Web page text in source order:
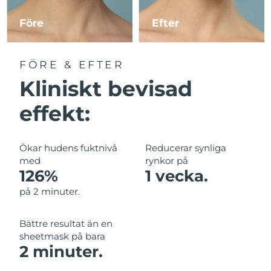
Före Efter
FÖRE & EFTER
Kliniskt bevisad
effekt:
Ökar hudens fuktnivå
med
126%
på 2 minuter.
Reducerar synliga
rynkor på
1 vecka.
Bättre resultat än en
sheetmask på bara
2 minuter.
Macao SAR Förväntad leverans 8/10/26
Malaysia
Malta Förväntad leverans
Mexiko
Monaco
Nederländerna Förväntad leverans
Nya Zeeland
Norge
Oman